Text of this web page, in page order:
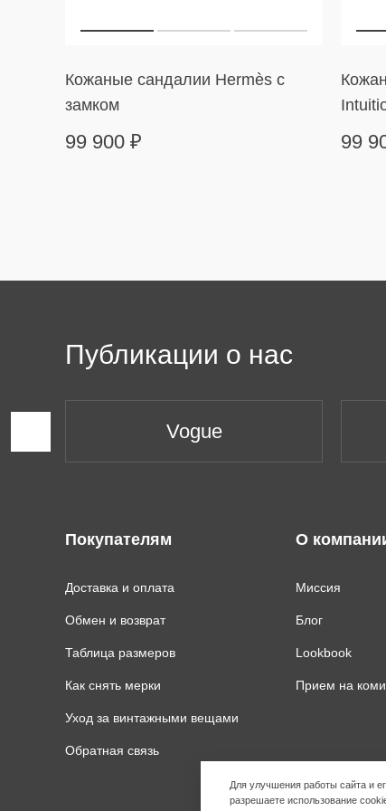
Кожаные сандалии Hermès с
замком
99 900 ₽ 99
Публикации о нас
Vogue
Покупателям
Доставка и оплата
Обмен и возврат
Таблица размеров
Как снять мерки
Уход за винтажными вещами
Обратная связь
О
Миссия
Блог
Lookbook
Прием на
Для улучшения работы сайта и
разрешаете использование